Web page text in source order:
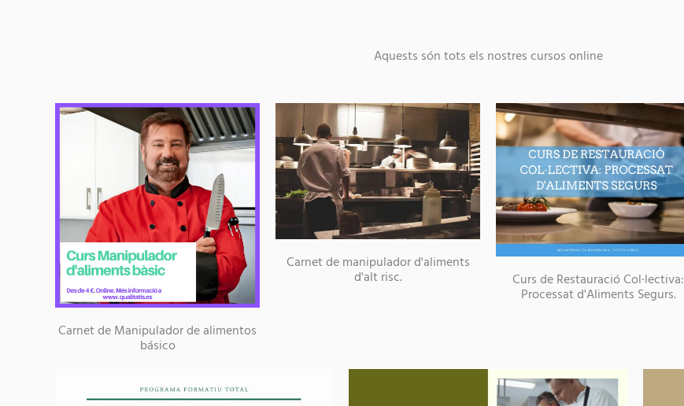
Aquests són tots els nostres cursos online
Carnet de Manipulador de alimentos
básico
Carnet de manipulador d'aliments
d'alt risc.
Curs de Restauració Col·lectiva:
Processat d'Aliments Segurs.